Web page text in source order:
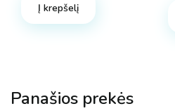
Į krepšelį
Panašios prekės